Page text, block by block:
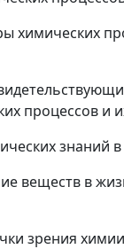
химических
процессов и
знаний
веществ в
зрения